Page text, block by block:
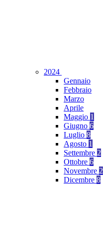
2024
Gennaio
Febbraio
Marzo
Aprile
Maggio 1
Giugno 6
Luglio 8
Agosto 1
Settembre 2
Ottobre 6
Novembre 2
Dicembre 8